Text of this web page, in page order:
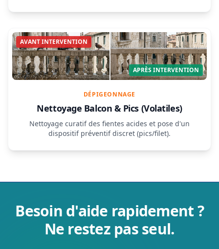
AVANT INTERVENTION
APRÈS INTERVENTION
DÉPIGEONNAGE
Nettoyage Balcon & Pics (Volatiles)
Nettoyage curatif des fientes acides et pose d'un
dispositif préventif discret (pics/filet).
Besoin d'aide rapidement ?
Ne restez pas seul.